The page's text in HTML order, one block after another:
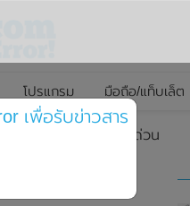
โปรแกรม มือถือ/แท็บเล็ต
องลายสุดน่ารัก สะสมด่วน
ายสุดน่ารัก
เพื่อรับข่าวสาร